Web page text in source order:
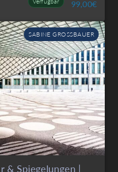
99,00€
SABINE GROSSBAUER
& Spiegelungen |